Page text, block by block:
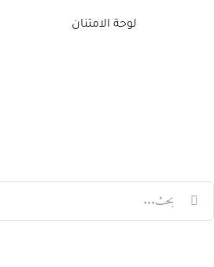
لوحة الامتنان
البحث
عن: